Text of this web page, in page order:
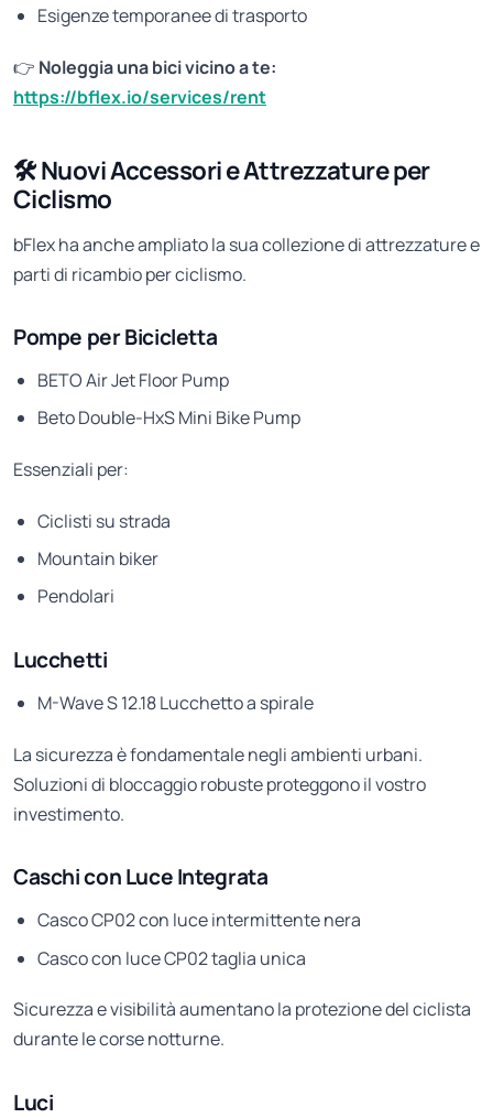
Esigenze temporanee di trasporto
👉 Noleggia una bici vicino a te:
https://bflex.io/services/rent
🛠️ Nuovi Accessori e Attrezzature per
Ciclismo
bFlex ha anche ampliato la sua collezione di attrezzature e
parti di ricambio per ciclismo.
Pompe per Bicicletta
BETO Air Jet Floor Pump
Beto Double-HxS Mini Bike Pump
Essenziali per:
Ciclisti su strada
Mountain biker
Pendolari
Lucchetti
M-Wave S 12.18 Lucchetto a spirale
La sicurezza è fondamentale negli ambienti urbani.
Soluzioni di bloccaggio robuste proteggono il vostro
investimento.
Caschi con Luce Integrata
Casco CP02 con luce intermittente nera
Casco con luce CP02 taglia unica
Sicurezza e visibilità aumentano la protezione del ciclista
durante le corse notturne.
Luci